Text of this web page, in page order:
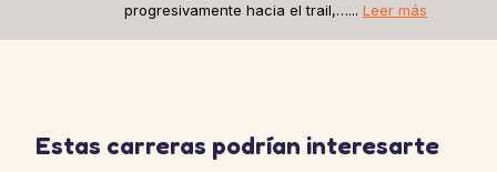
progresivamente hacia el trail,…... Leer más
Estas carreras podrían interesarte